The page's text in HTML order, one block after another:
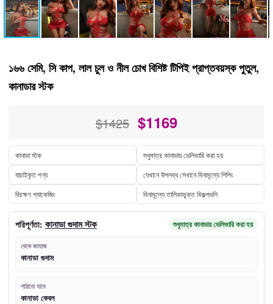
১৬৬ সেমি, সি কাপ, লাল চুল ও নীল চোখ বিশিষ্ট টিপিই প্রাপ্তবয়স্ক পুতুল,
কানাডার স্টক
$1425 $1169
কানাডা স্টক
শুধুমাত্র কানাডায় ডেলিভারি করা হয়
যাচাইকৃত পণ্য
যেখানে উপলব্ধ সেখানে বিনামূল্যে শিপিং
বিচক্ষণ প্যাকেজিং
বিনামূল্যে তালিকাভুক্ত বিকল্পগুলি
পরিপূর্ণতা: কানাডা গুদাম স্টক শুধুমাত্র কানাডায় ডেলিভারি করা হয়
থেকে জাহাজ
কানাডা গুদাম
পাঠানো যাবে
কানাডা কেবল